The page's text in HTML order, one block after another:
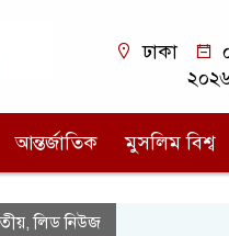
ঢাকা
আন্তর্জাতিক মুসলিম বিশ্ব
,লিড নিউজ